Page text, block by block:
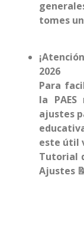
tomes
2026
Para
la
ajustes
este útil
Tutorial
Ajustes